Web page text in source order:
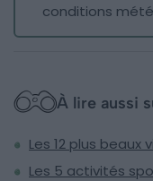
conditions
À lire aussi
Les 12 plus beaux
Les 5 activités